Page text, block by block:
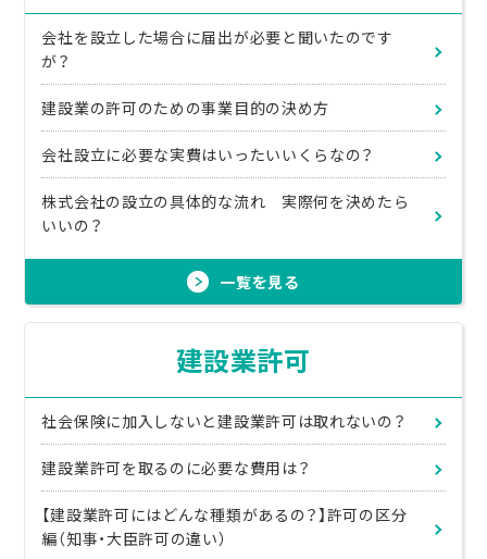
会社を設立した場合に届出が必要と聞いたのです
が？
建設業の許可のための事業目的の決め方
会社設立に必要な実費はいったいいくらなの？
株式会社の設立の具体的な流れ 実際何を決めたら
いいの？
一覧を見る
建設業許可
社会保険に加入しないと建設業許可は取れないの？
建設業許可を取るのに必要な費用は？
【建設業許可にはどんな種類があるの？】許可の区分
編（知事・大臣許可の違い）